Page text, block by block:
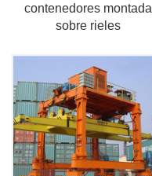
contenedores montada
sobre rieles